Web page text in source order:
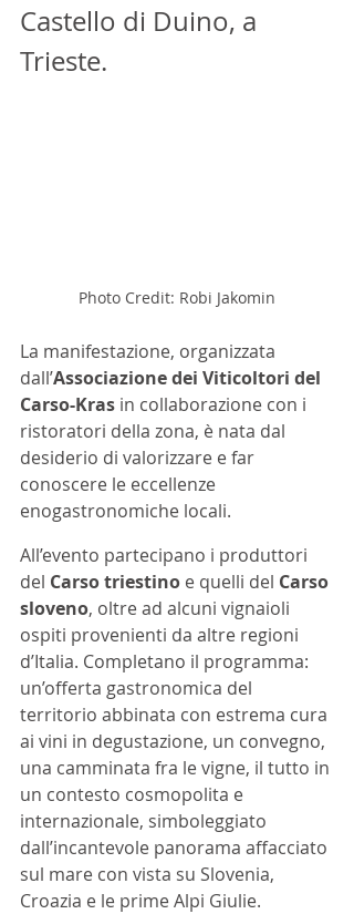
Castello di Duino, a
Trieste.
Photo Credit: Robi Jakomin
La manifestazione, organizzata
dall’Associazione dei Viticoltori del
Carso-Kras in collaborazione con i
ristoratori della zona, è nata dal
desiderio di valorizzare e far
conoscere le eccellenze
enogastronomiche locali.
All’evento partecipano i produttori
del Carso triestino e quelli del Carso
sloveno, oltre ad alcuni vignaioli
ospiti provenienti da altre regioni
d’Italia. Completano il programma:
un’offerta gastronomica del
territorio abbinata con estrema cura
ai vini in degustazione, un convegno,
una camminata fra le vigne, il tutto in
un contesto cosmopolita e
internazionale, simboleggiato
dall’incantevole panorama affacciato
sul mare con vista su Slovenia,
Croazia e le prime Alpi Giulie.